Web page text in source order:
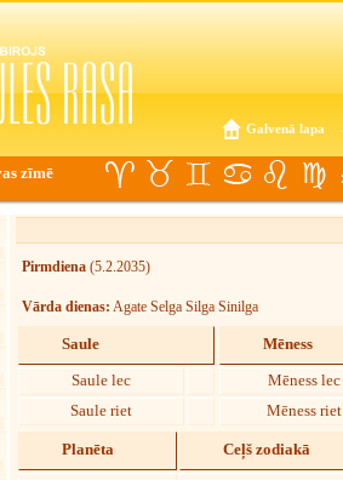
Galvenā lapa
zīmē
Pirmdiena (5.2.2035)
Vārda dienas: Agate Selga Silga Sinilga
Saule
Saule lec
Saule riet
Mēness
Mēness lec
Mēness riet
Planēta Ceļš zodiakā